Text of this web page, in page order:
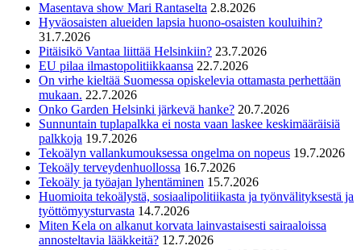
Masentava show Mari Rantaselta 2.8.2026
Hyväosaisten alueiden lapsia huono-osaisten kouluihin?
31.7.2026
Pitäisikö Vantaa liittää Helsinkiin? 23.7.2026
EU pilaa ilmastopolitiikkaansa 22.7.2026
On virhe kieltää Suomessa opiskelevia ottamasta perhettään
mukaan. 22.7.2026
Onko Garden Helsinki järkevä hanke? 20.7.2026
Sunnuntain tuplapalkka ei nosta vaan laskee keskimääräisiä
palkkoja 19.7.2026
Tekoälyn vallankumouksessa ongelma on nopeus 19.7.2026
Tekoäly terveydenhuollossa 16.7.2026
Tekoäly ja työajan lyhentäminen 15.7.2026
Huomioita tekoälystä, sosiaalipolitiikasta ja työnvälityksestä ja
työttömyysturvasta 14.7.2026
Miten Kela on alkanut korvata lainvastaisesti sairaaloissa
annosteltavia lääkkeitä? 12.7.2026